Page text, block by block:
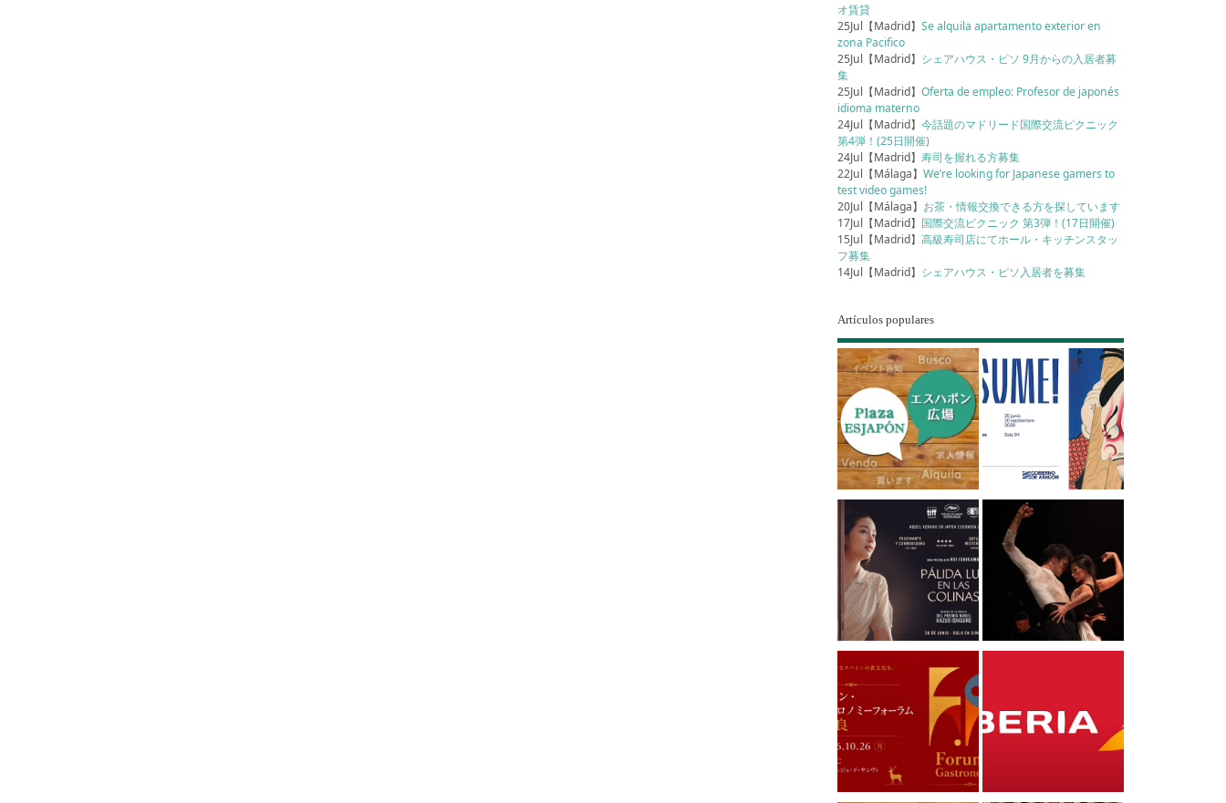
オ賃貸
25Jul【Madrid】Se alquila apartamento exterior en
zona Pacifico
25Jul【Madrid】 シェアハウス・ピソ 9月からの入居者募
集
25Jul【Madrid】Oferta de empleo: Profesor de japonés
idioma materno
24Jul【Madrid】今話題のマドリード国際交流ピクニック
第4弾！(25日開催)
24Jul【Madrid】寿司を握れる方募集
22Jul【Málaga】We’re looking for Japanese gamers to
test video games!
20Jul【Málaga】 お茶・情報交換できる方を探しています
17Jul【Madrid】 国際交流ピクニック 第3弾！(17日開催)
15Jul【Madrid】高級寿司店にてホール・キッチンスタッ
フ募集
14Jul【Madrid】 シェアハウス・ピソ入居者を募集
Artículos populares